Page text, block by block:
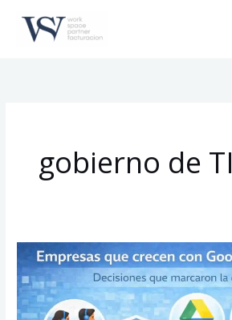
gobierno de TI
Empresas
que
crecen
con